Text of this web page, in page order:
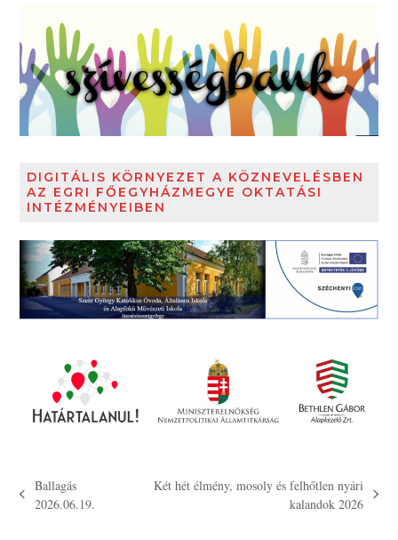
DIGITÁLIS KÖRNYEZET A KÖZNEVELÉSBEN
AZ EGRI FŐEGYHÁZMEGYE OKTATÁSI
INTÉZMÉNYEIBEN
previous
Ballagás
2026.06.19.
Két hét élmény, mosoly és felhőtlen nyári
kalandok 2026